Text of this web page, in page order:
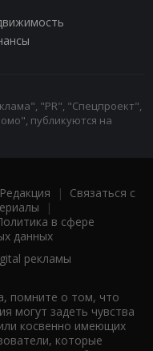
"PR", "Спецпроект",
публикуются на
Редакция | Связаться с
|
в сфере
данных
рекламы
помните о том, что
могут задеть чувства
косвенно имеющих
которые